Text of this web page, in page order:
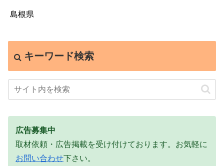
島根県
キーワード検索
広告募集中
取材依頼・広告掲載を受け付けております。お気軽に
お問い合わせ下さい。